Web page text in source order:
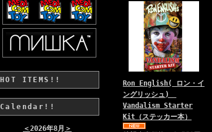
HOT ITEMS!!
Calendar!!
＜2026年8月 ＞
Ron English( ロン・イ
ングリッシュ)
Vandalism Starter
Kit（ステッカー本）